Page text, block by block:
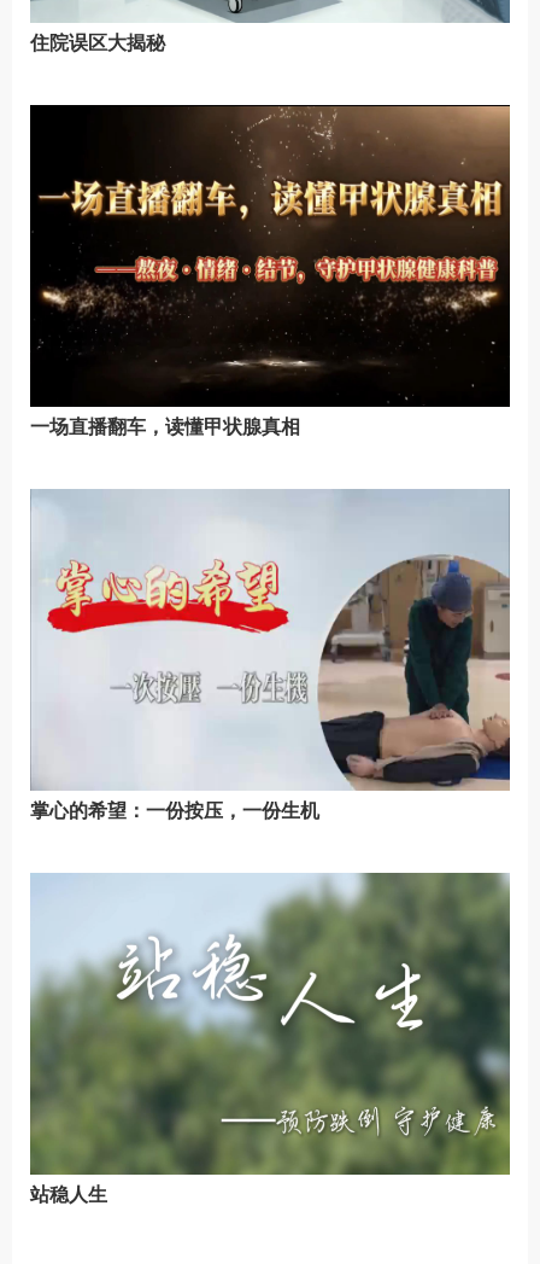
住院误区大揭秘
一场直播翻车，读懂甲状腺真相
掌心的希望：一份按压，一份生机
站稳人生